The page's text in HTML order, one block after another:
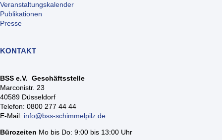
Veranstaltungskalender
Publikationen
Presse
KONTAKT
BSS e.V. Geschäftsstelle
Marconistr. 23
40589 Düsseldorf
Telefon: 0800 277 44 44
E-Mail: info@bss-schimmelpilz.de
Bürozeiten Mo bis Do: 9:00 bis 13:00 Uhr